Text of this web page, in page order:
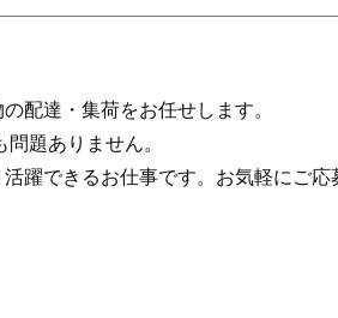
配達・集荷をお任せします。
題ありません。
躍できるお仕事です。お気軽にご応